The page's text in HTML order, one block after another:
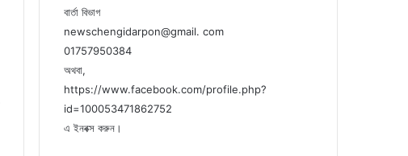
বার্তা বিভাগ
newschengidarpon@gmail. com
01757950384
অথবা,
https://www.facebook.com/profile.php?
id=100053471862752
এ ইনবক্স করুন।